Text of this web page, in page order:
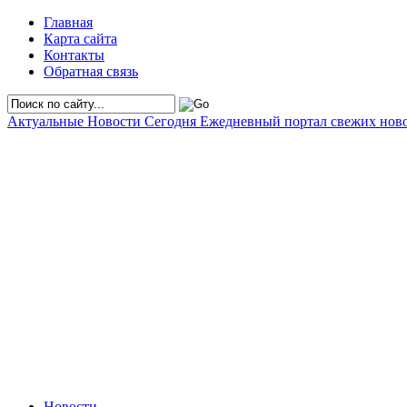
Главная
Карта сайта
Контакты
Обратная связь
Актуальные Новости Сегодня Ежедневный портал свежих